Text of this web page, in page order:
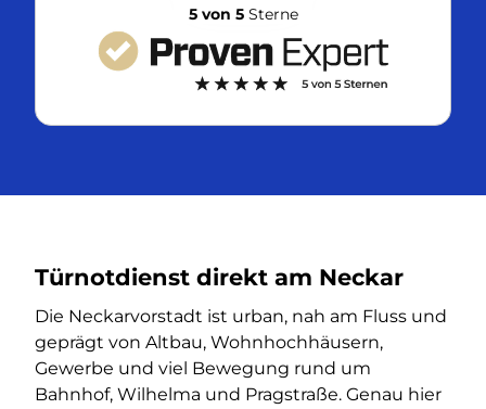
5 von 5 Sterne
Türnotdienst direkt am Neckar
Die Neckarvorstadt ist urban, nah am Fluss und
geprägt von Altbau, Wohnhochhäusern,
Gewerbe und viel Bewegung rund um
Bahnhof, Wilhelma und Pragstraße. Genau hier